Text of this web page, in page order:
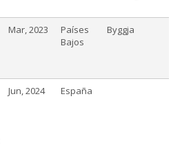
Mar, 2023
Países
Bajos
Byggja
Jun, 2024 España